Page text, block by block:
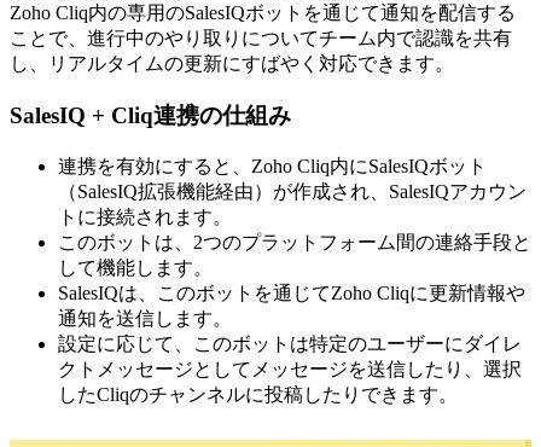
Zoho Cliq内の専用のSalesIQボットを通じて通知を配信する
ことで、進行中のやり取りについてチーム内で認識を共有
し、リアルタイムの更新にすばやく対応できます。
SalesIQ + Cliq連携の仕組み
連携を有効にすると、Zoho Cliq内にSalesIQボット
（SalesIQ拡張機能経由）が作成され、SalesIQアカウン
トに接続されます。
このボットは、2つのプラットフォーム間の連絡手段と
して機能します。
SalesIQは、このボットを通じてZoho Cliqに更新情報や
通知を送信します。
設定に応じて、このボットは特定のユーザーにダイレ
クトメッセージとしてメッセージを送信したり、選択
したCliqのチャンネルに投稿したりできます。